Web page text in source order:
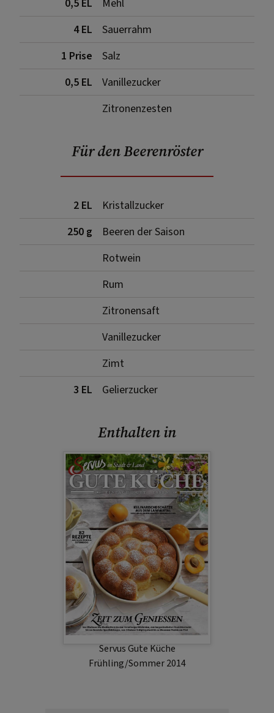
0,5 EL
Mehl
4 EL
Sauerrahm
1 Prise
Salz
0,5 EL
Vanillezucker
Zitronenzesten
Für den Beerenröster
2 EL
Kristallzucker
250 g
Beeren der Saison
Rotwein
Rum
Zitronensaft
Vanillezucker
Zimt
3 EL
Gelierzucker
Enthalten in
Servus Gute Küche
Frühling/Sommer 2014